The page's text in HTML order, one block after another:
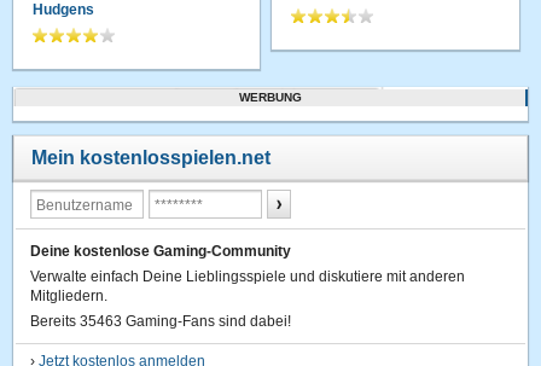
Hudgens
WERBUNG
Mein kostenlosspielen.net
Deine kostenlose Gaming-Community
Verwalte einfach Deine Lieblingsspiele und diskutiere mit anderen
Mitgliedern.
Bereits 35463 Gaming-Fans sind dabei!
›Jetzt kostenlos anmelden